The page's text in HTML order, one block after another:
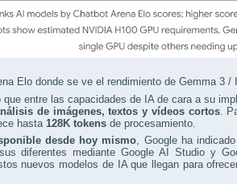
Elo donde se ve el rendimiento de Gemma 3 /
entre las capacidades de IA de cara a su
de imágenes, textos y vídeos cortos.
hasta 128K tokens de procesamiento.
desde hoy mismo, Google ha
diferentes mediante Google AI Studio y
nuevos modelos de IA que llegan para